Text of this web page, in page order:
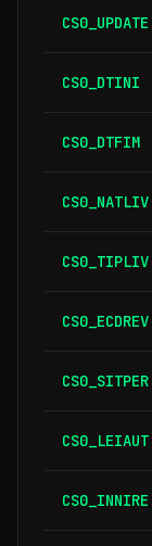
CS0_UPDATE
CS0_DTINI
CS0_DTFIM
CS0_NATLIV
CS0_TIPLIV
CS0_ECDREV
CS0_SITPER
CS0_LEIAUT
CS0_INNIRE